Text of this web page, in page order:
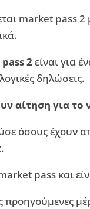
market pass
2είναι για
δηλώσεις.
αίτηση για το
όσους έχουν
.
pass και
προηγούμενες